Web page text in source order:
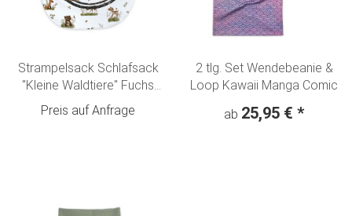
Strampelsack Schlafsack
"Kleine Waldtiere" Fuchs
Hase Reh & Bär creme-
olivgrün
Preis auf Anfrage
2 tlg. Set Wendebeanie &
Loop Kawaii Manga Comic
ab 25,95 € *